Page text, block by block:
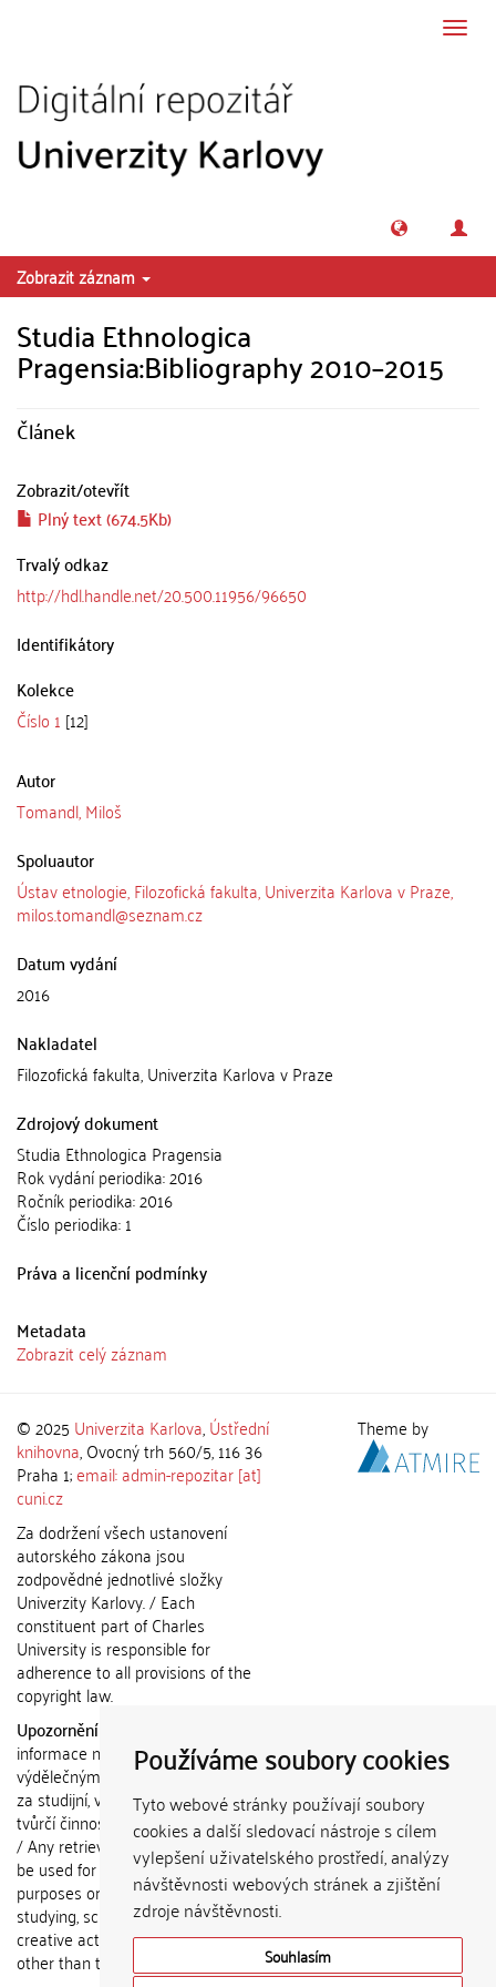
Používáme soubory cookies
Tyto webové stránky používají soubory
cookies a další sledovací nástroje s cílem
vylepšení uživatelského prostředí, analýzy
návštěvnosti webových stránek a zjištění
zdroje návštěvnosti.
Souhlasím
Zobrazit záznam
Studia Ethnologica
Pragensia:Bibliography 2010–2015
Článek
Zobrazit/otevřít
Plný text (674.5Kb)
Trvalý odkaz
http://hdl.handle.net/20.500.11956/96650
Identifikátory
Kolekce
Číslo 1 [12]
Autor
Tomandl, Miloš
Spoluautor
Ústav etnologie, Filozofická fakulta, Univerzita Karlova v Praze,
milos.tomandl@seznam.cz
Datum vydání
2016
Nakladatel
Filozofická fakulta, Univerzita Karlova v Praze
Zdrojový dokument
Studia Ethnologica Pragensia
Rok vydání periodika: 2016
Ročník periodika: 2016
Číslo periodika: 1
Práva a licenční podmínky
Metadata
Zobrazit celý záznam
© 2025 Univerzita Karlova,Ústřední
knihovna, Ovocný trh 560/5, 116 36
Praha 1;email: admin-repozitar [at]
cuni.cz
Za dodržení všech ustanovení
autorského zákona jsou
zodpovědné jednotlivé složky
Univerzity Karlovy. / Each
constituent part of Charles
University is responsible for
adherence to all provisions of the
copyright law.
Upozornění / Notice:
informace nemohou být použity k
výdělečným účelům nebo vydávány
za studijní, vědeckou nebo jinou
tvůrčí činnost jiné osoby než autora.
/ Any retrieved information shall not
be used for any commercial
purposes or claimed as results of
studying, scientific or any other
creative activities of any person
other than the author.
Theme by